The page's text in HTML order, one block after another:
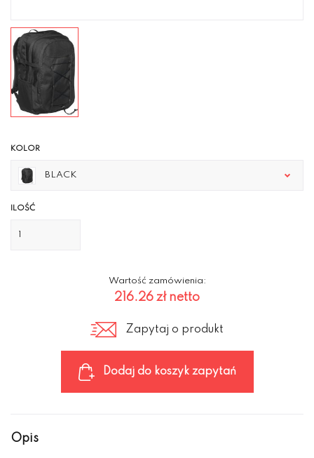
KOLOR
BLACK
ILOŚĆ
Wartość zamówienia:
216.26 złnetto
Zapytaj o produkt
Dodaj do koszyk zapytań
Opis